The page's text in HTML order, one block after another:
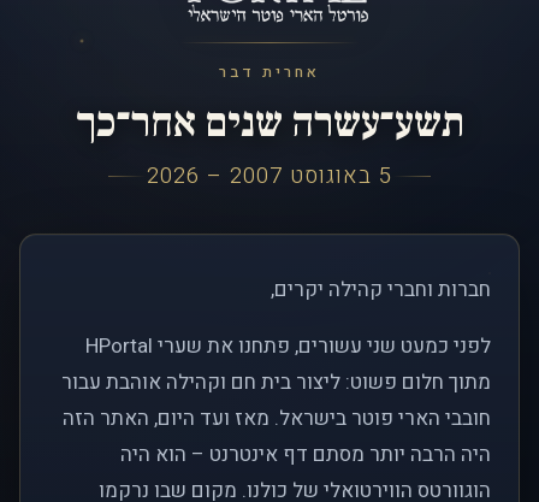
אחרית דבר
תשע־עשרה שנים אחר־כך
5 באוגוסט 2007 – 2026
חברות וחברי קהילה יקרים,
לפני כמעט שני עשורים, פתחנו את שערי HPortal
מתוך חלום פשוט: ליצור בית חם וקהילה אוהבת עבור
חובבי הארי פוטר בישראל. מאז ועד היום, האתר הזה
היה הרבה יותר מסתם דף אינטרנט – הוא היה
הוגוורטס הווירטואלי של כולנו. מקום שבו נרקמו